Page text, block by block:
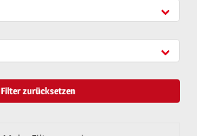
Filter zurücksetzen